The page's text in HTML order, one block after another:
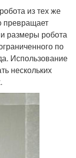
из тех же
превращает
размеры робота
по
Использование
нескольких